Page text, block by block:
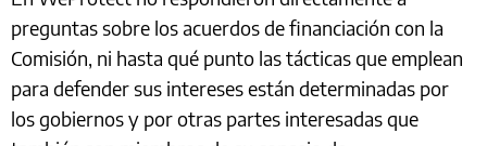
preguntas sobre los acuerdos de financiación con la
Comisión, ni hasta qué punto las tácticas que emplean
para defender sus intereses están determinadas por
los gobiernos y por otras partes interesadas que